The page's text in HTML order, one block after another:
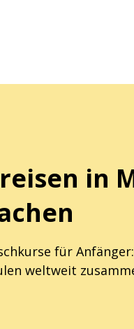
in
für
weltweit